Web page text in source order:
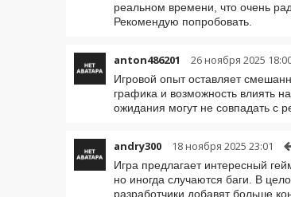
реальном времени, что очень
Рекомендую попробовать.
anton486201 26 ноября 2025
Игровой опыт оставляет
графика и возможность влиять
ожидания могут не совпадать с
andry300 18 ноября 2025 23:01
Игра предлагает интересный
но иногда случаются баги. В
разработчики добавят больше